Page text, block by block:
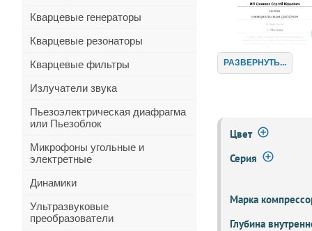
Кварцевые генераторы
Кварцевые резонаторы
Кварцевые фильтры
Излучатели звука
Пьезоэлектрическая диафрагма
или Пьезоблок
Микрофоны угольные и
электретные
Динамики
Ультразвуковые
преобразователи
РАЗВЕРНУТЬ...
Цвет
Серия
Марка
Глубина